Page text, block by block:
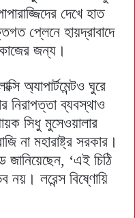
দেখে হাত
প্লেনে হায়দ্রাবাদে
জন্য।
অ্যাপার্টমেন্টও ঘুরে
নিরাপত্তা ব্যবস্থাও
সিধু মুসেওয়ালার
না মহারাষ্ট্র সরকার।
জানিয়েছেন, ‘এই চিঠি
লরেন্স বিষ্ণোয়ি